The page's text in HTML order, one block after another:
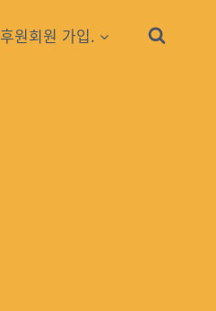
후원회원 가입.